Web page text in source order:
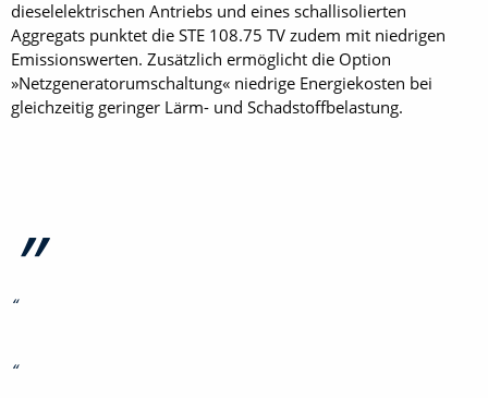
dieselelektrischen Antriebs und eines schallisolierten
Aggregats punktet die STE 108.75 TV zudem mit niedrigen
Emissionswerten. Zusätzlich ermöglicht die Option
»Netzgeneratorumschaltung« niedrige Energiekosten bei
gleichzeitig geringer Lärm- und Schadstoffbelastung.